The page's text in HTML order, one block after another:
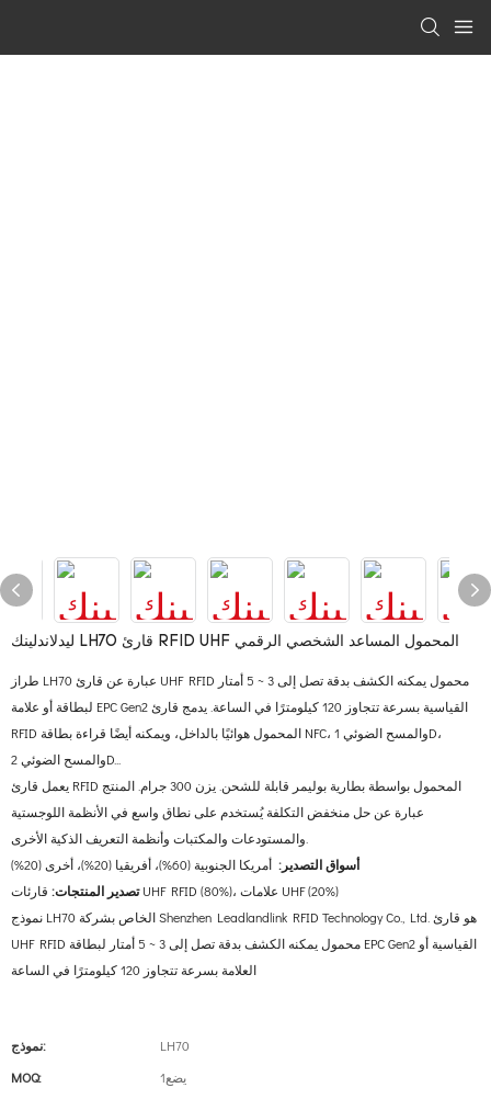
ليدلاندلينك LH70 قارئ RFID UHF المحمول المساعد الشخصي الرقمي
طراز LH70 عبارة عن قارئ UHF RFID محمول يمكنه الكشف بدقة تصل إلى 3 ~ 5 أمتار
لبطاقة أو علامة EPC Gen2 القياسية بسرعة تتجاوز 120 كيلومترًا في الساعة. يدمج قارئ
RFID المحمول هوائيًا بالداخل، ويمكنه أيضًا قراءة بطاقة NFC، والمسح الضوئي 1D،
والمسح الضوئي 2D...
يعمل قارئ RFID المحمول بواسطة بطارية بوليمر قابلة للشحن. يزن 300 جرام. المنتج
عبارة عن حل منخفض التكلفة يُستخدم على نطاق واسع في الأنظمة اللوجستية
أسواق التصدير: أمريكا الجنوبية (60%)، أفريقيا (20%)، أخرى (20%)
تصدير المنتجات:
قارئات UHF RFID (80%)، علامات UHF (20%)
نموذج LH70 الخاص بشركة Shenzhen Leadlandlink RFID Technology Co., Ltd. هو قارئ
UHF RFID محمول يمكنه الكشف بدقة تصل إلى 3 ~ 5 أمتار لبطاقة EPC Gen2 القياسية أو
نموذج:
LH70
MOQ:
يضع1